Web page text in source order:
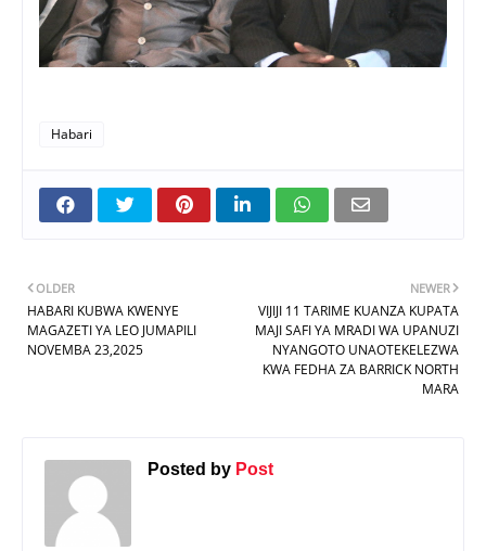
Habari
NEWER
VIJIJI 11 TARIME KUANZA KUPATA
MAJI SAFI YA MRADI WA UPANUZI
NYANGOTO UNAOTEKELEZWA
KWA FEDHA ZA BARRICK NORTH
MARA
OLDER
HABARI KUBWA KWENYE
MAGAZETI YA LEO JUMAPILI
NOVEMBA 23,2025
Posted by Post